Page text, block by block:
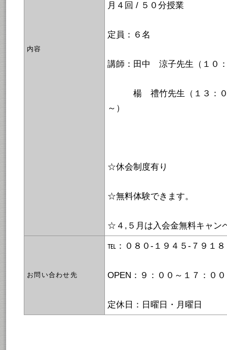
内容
月４回 / ５０分授業
定員：６名
講師：田中 涼子先生（１０
楊 禮竹先生（１３：００
～）
☆休会制度有り
☆無料体験できます。
☆４,５月は入会金無料キャン
お問い合わせ先
℡：０８０-１９４５-７９１８
OPEN：９：００～１７：００
定休日：日曜日・月曜日